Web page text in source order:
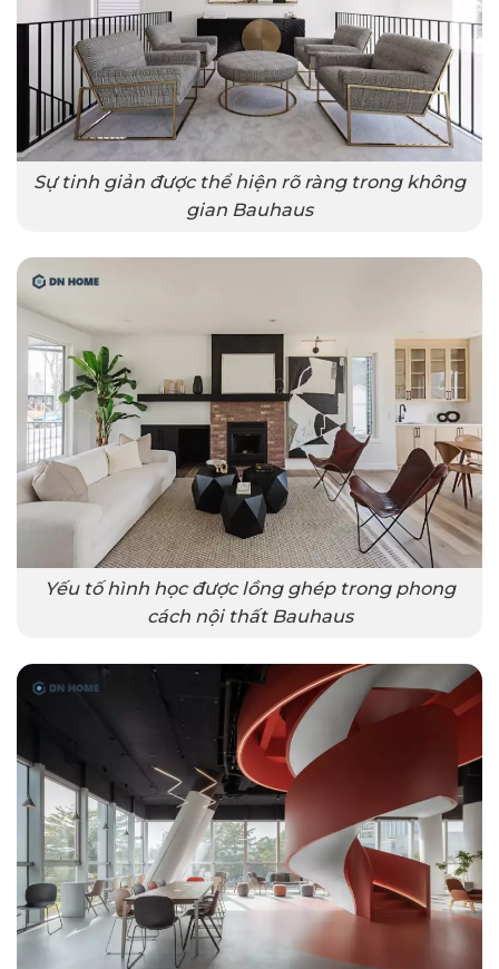
Sự tinh giản được thể hiện rõ ràng trong không
gian Bauhaus
Yếu tố hình học được lồng ghép trong phong
cách nội thất Bauhaus